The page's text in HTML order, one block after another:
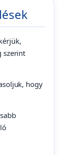
szerint
hogy